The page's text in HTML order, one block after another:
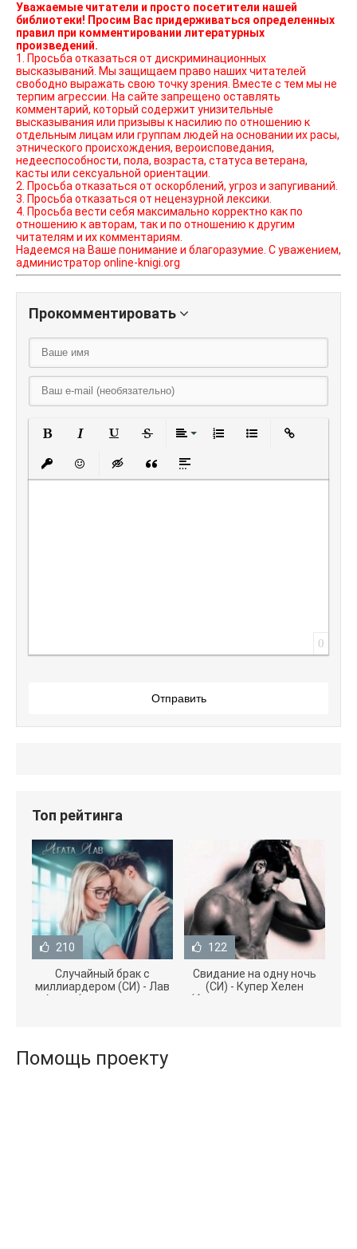
Уважаемые читатели и просто посетители нашей
библиотеки! Просим Вас придерживаться определенных
правил при комментировании литературных
произведений.
1. Просьба отказаться от дискриминационных
высказываний. Мы защищаем право наших читателей
свободно выражать свою точку зрения. Вместе с тем мы не
терпим агрессии. На сайте запрещено оставлять
комментарий, который содержит унизительные
высказывания или призывы к насилию по отношению к
отдельным лицам или группам людей на основании их расы,
этнического происхождения, вероисповедания,
недееспособности, пола, возраста, статуса ветерана,
касты или сексуальной ориентации.
2. Просьба отказаться от оскорблений, угроз и запугиваний.
3. Просьба отказаться от нецензурной лексики.
4. Просьба вести себя максимально корректно как по
отношению к авторам, так и по отношению к другим
читателям и их комментариям.
Надеемся на Ваше понимание и благоразумие. С уважением,
администратор online-knigi.org
Прокомментировать
Вставить защищенную ссылку
Вставить смайлик
Вставка скрытого текста
Вставка цитаты
Вставка спойлера
0
Отправить
Топ рейтинга
210
Случайный брак с
миллиардером (СИ) - Лав
Агата (полная версия
122
Свидание на одну ночь
(СИ) - Купер Хелен
(бесплатные серии книг
Помощь проекту